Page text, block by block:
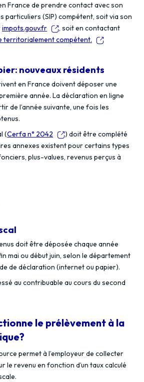
France de prendre contact avec son
particuliers (SIP) compétent, soit via son
impots.gouv.fr
, soit en contactant
territorialement compétent.
nouveaux résidents
en France doivent déposer une
année. La déclaration en ligne
de l’année suivante, une fois les
(Cerfa n° 2042
) doit être complété
annexes existent pour certains types
plus-values, revenus perçus à
doit être déposée chaque année
mai ou début juin, selon le département
de déclaration (internet ou papier).
au contribuable au cours du second
le prélèvement à la
permet à l’employeur de collecter
le revenu en fonction d’un taux calculé